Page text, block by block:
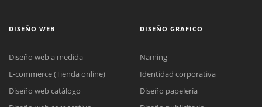
DISEÑO WEB
Diseño web a medida
E-commerce (Tienda online)
Diseño web catálogo
DISEÑO GRAFICO
Naming
Identidad corporativa
Diseño papelería